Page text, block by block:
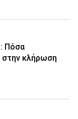
Πόσα
στην κλήρωση